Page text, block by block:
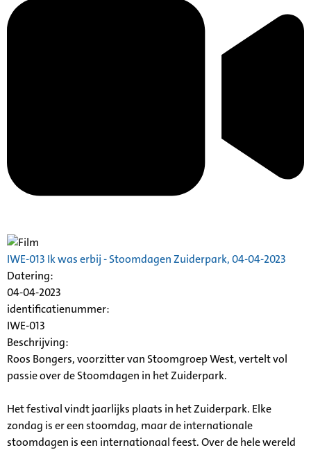
IWE-013 Ik was erbij - StoomdagenZuiderpark, 04-04-2023
Datering:
04-04-2023
identificatienummer:
IWE-013
Beschrijving:
Roos Bongers, voorzitter van Stoomgroep West, vertelt vol
passie over de Stoomdagen in hetZuiderpark.
Het festival vindt jaarlijks plaats in hetZuiderpark. Elke
zondag is er een stoomdag, maar de internationale
stoomdagen is een internationaal feest. Over de hele wereld